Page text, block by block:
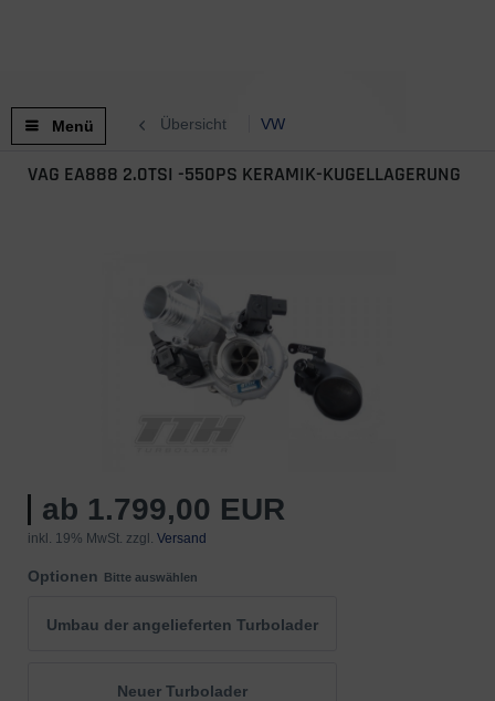
Menü Übersicht VW
VAG EA888 2.0TSI -550PS KERAMIK-KUGELLAGERUNG
ab 1.799,00 EUR
inkl. 19% MwSt. zzgl. Versand
Optionen Bitte auswählen
Umbau der angelieferten Turbolader
Neuer Turbolader